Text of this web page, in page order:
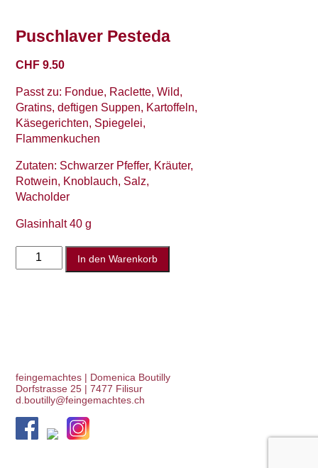
Puschlaver Pesteda
CHF9.50
Passt zu: Fondue, Raclette, Wild,
Gratins, deftigen Suppen, Kartoffeln,
Käsegerichten, Spiegelei,
Flammenkuchen
Zutaten: Schwarzer Pfeffer, Kräuter,
Rotwein, Knoblauch, Salz,
Wacholder
Glasinhalt 40 g
Puschlaver
Pesteda
In den Warenkorb
feingemachtes | Domenica Boutilly
Dorfstrasse 25 | 7477 Filisur
d.boutilly@feingemachtes.ch